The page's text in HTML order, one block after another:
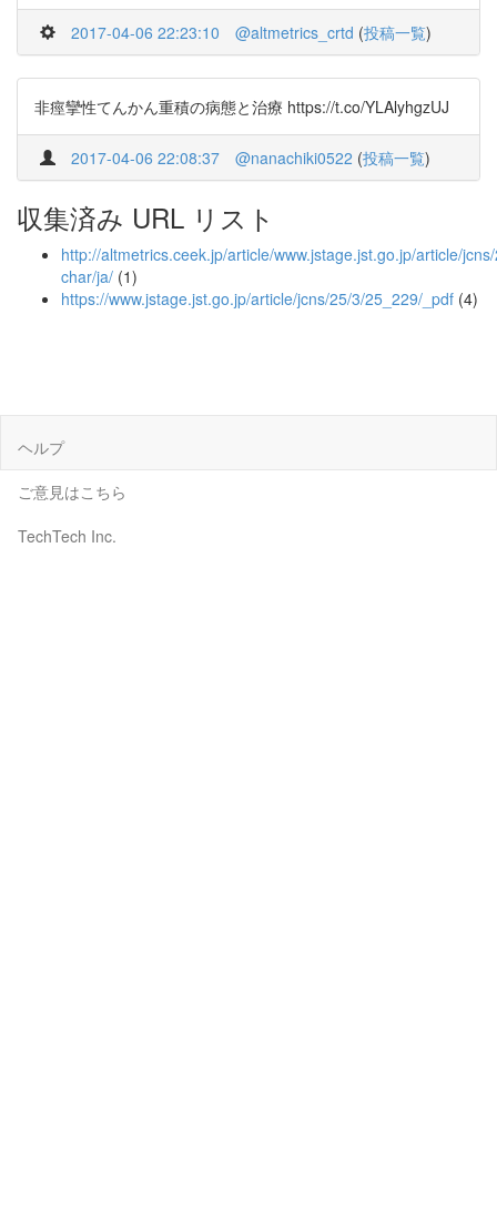
2017-04-06 22:23:10 @altmetrics_crtd (投稿一覧)
非痙攣性てんかん重積の病態と治療 https://t.co/YLAlyhgzUJ
2017-04-06 22:08:37 @nanachiki0522 (投稿一覧)
収集済み URL リスト
http://altmetrics.ceek.jp/article/www.jstage.jst.go.jp/article/
char/ja/ (1)
https://www.jstage.jst.go.jp/article/jcns/25/3/25_229/_pdf (4)
ヘルプ
ご意見はこちら
TechTech Inc.